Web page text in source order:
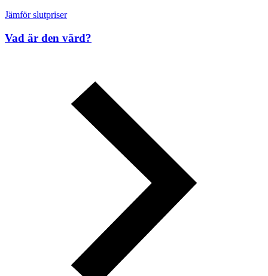
Jämför slutpriser
Vad är den värd?